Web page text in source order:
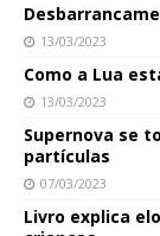
13/03/2023
Como a Lua
13/03/2023
Supernova se
partículas
07/03/2023
Livro explica